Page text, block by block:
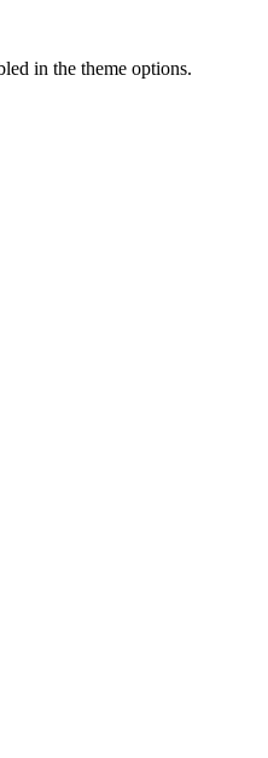
in the theme options.